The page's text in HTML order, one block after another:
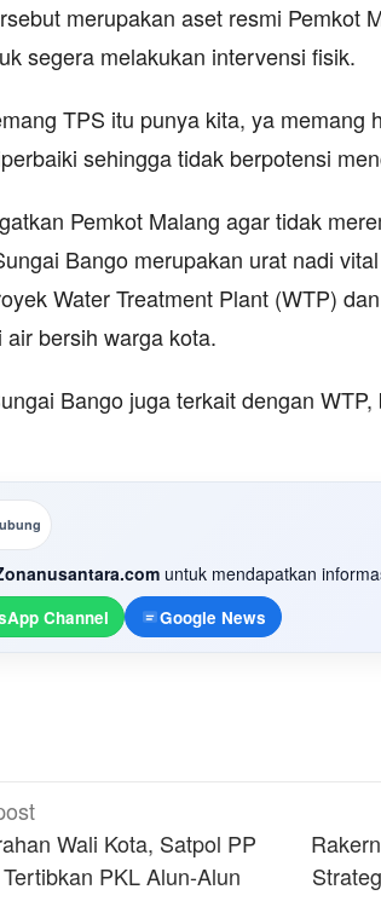
merupakan aset resmi Pemkot
segera melakukan intervensi fisik.
TPS itu punya kita, ya memang
sehingga tidak berpotensi
Pemkot Malang agar tidak
Bango merupakan urat nadi
Water Treatment Plant (WTP)
air bersih warga kota.
Bango juga terkait dengan
untuk mendapatkan
Channel Google News
Wali Kota, Satpol PP
PKL Alun-Alun